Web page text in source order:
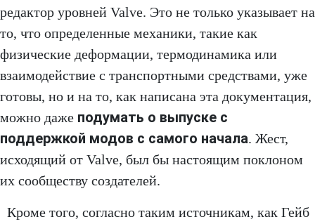
редактор уровней Valve. Это не только указывает на
то, что определенные механики, такие как
физические деформации, термодинамика или
взаимодействие с транспортными средствами, уже
готовы, но и на то, как написана эта документация,
можно даже подумать о выпуске с
поддержкой модов с самого начала. Жест,
исходящий от Valve, был бы настоящим поклоном
их сообществу создателей.
Кроме того, согласно таким источникам, как Гейб